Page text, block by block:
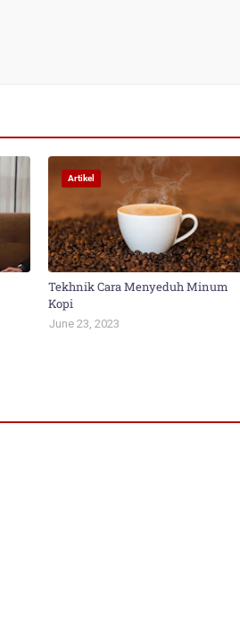
Artikel
Tekhnik Cara Menyeduh Minum
Kopi
June 23, 2023